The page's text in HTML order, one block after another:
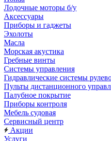
Лодочные моторы б/у
Аксессуары
Приборы и гаджеты
Эхолоты
Масла
Морская акустика
Гребные винты
Системы управления
Гидравлические системы
Пульты дистанционного
Палубное покрытие
Приборы контроля
Мебель судовая
Сервисный центр
Акции
Услуги